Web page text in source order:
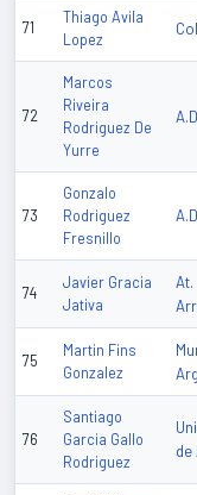
71
Thiago Avila
Lopez
72
Marcos
Riveira
Rodriguez De
Yurre
73
Gonzalo
Rodriguez
Fresnillo
74
Javier Gracia
Jativa
At.
75
Martin Fins
Gonzalez
76
Santiago
Garcia Gallo
Rodriguez
de